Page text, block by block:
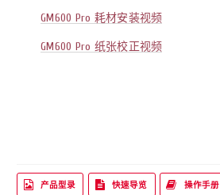
GM600 Pro 耗材安装视频
GM600 Pro 纸张校正视频
产品型录 快速导览 操作手册